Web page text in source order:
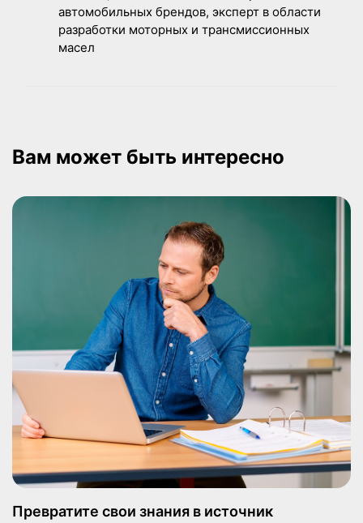
автомобильных брендов, эксперт в области
разработки моторных и трансмиссионных
масел
Вам может быть интересно
Превратите свои знания в источник